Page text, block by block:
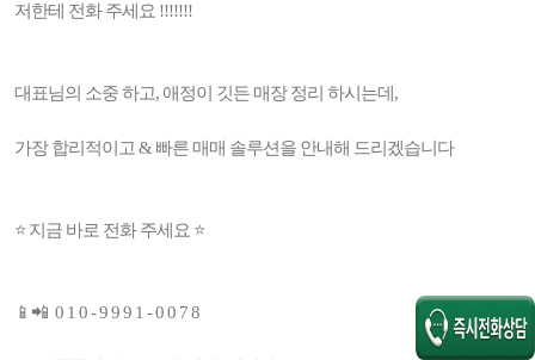
저한테 전화 주세요 !!!!!!!
대표님의 소중 하고, 애정이 깃든 매장 정리 하시는데,
가장 합리적이고 & 빠른 매매 솔루션을 안내해 드리겠습니다
⭐ 지금 바로 전화 주세요 ⭐
📱📲 0 1 0 - 9 9 9 1 - 0 0 7 8